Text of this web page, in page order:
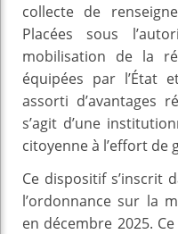
collecte de
Placées sous
mobilisation de la
équipées par l’État
assorti d’avantages
s’agit d’une
citoyenne à l’effort de
Ce dispositif s’inscrit
l’ordonnance sur la
en décembre 2025.